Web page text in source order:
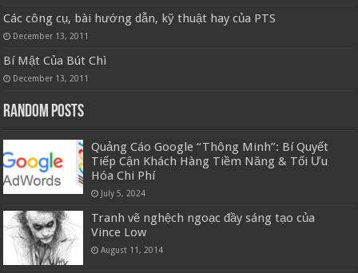
Các công cụ, bài hướng dẫn, kỹ thuật hay của PTS
December 13, 2011
Bí Mật Của Bút Chì
December 13, 2011
Random Posts
Quảng Cáo Google “Thông Minh”: Bí Quyết
Tiếp Cận Khách Hàng Tiềm Năng & Tối Ưu
Hóa Chi Phí
July 5, 2024
Tranh vẽ nghệch ngoạc đầy sáng tạo của
Vince Low
August 11, 2014